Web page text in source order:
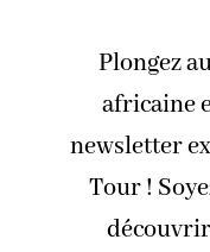
Plongez
africaine
newsletter
Tour !